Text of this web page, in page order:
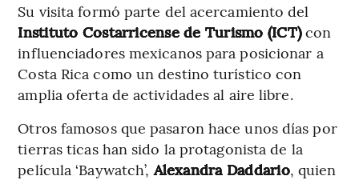
Su visita formó parte del acercamiento del
Instituto Costarricense de Turismo (ICT)con
influenciadores mexicanos para posicionar a
Costa Rica como un destino turístico con
amplia oferta de actividades al aire libre.
Otros famosos que pasaron hace unos días por
tierras ticas han sido la protagonista de la
película ‘Baywatch’,Alexandra Daddario, quien